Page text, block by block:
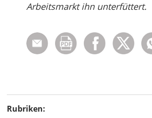
Arbeitsmarkt ihn unterfüttert.
Rubriken: